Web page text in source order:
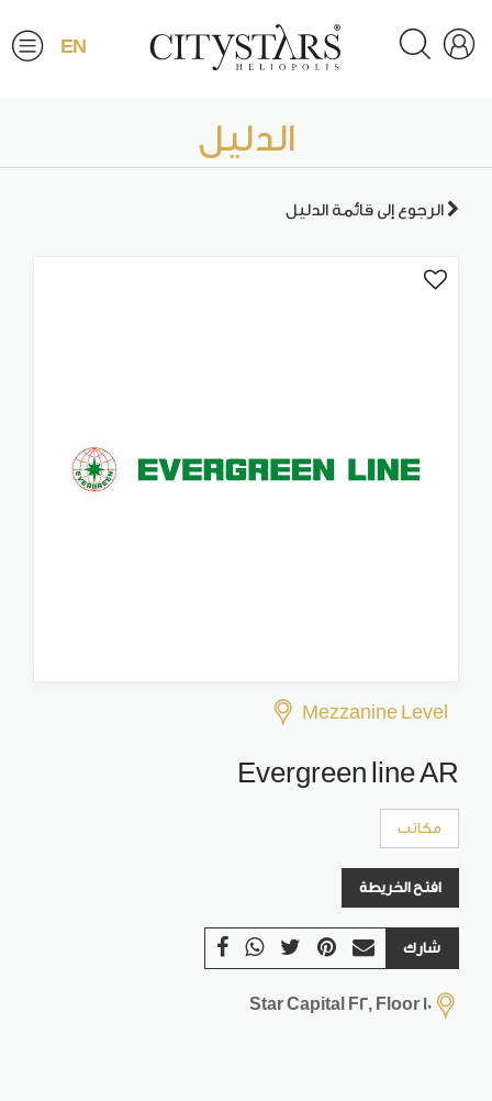
EN
الدليل
الرجوع إلى قائمة الدليل
Mezzanine Level
Evergreen line AR
مكاتب
افتح الخريطة
شارك
Star Capital F2, Floor 10